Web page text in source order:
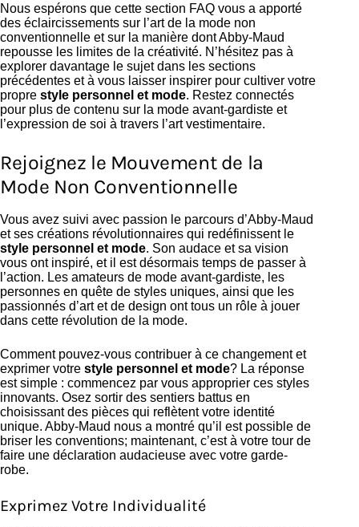
Nous espérons que cette section FAQ vous a apporté
des éclaircissements sur l’art de la mode non
conventionnelle et sur la manière dont Abby-Maud
repousse les limites de la créativité. N’hésitez pas à
explorer davantage le sujet dans les sections
précédentes et à vous laisser inspirer pour cultiver votre
propre style personnel et mode. Restez connectés
pour plus de contenu sur la mode avant-gardiste et
l’expression de soi à travers l’art vestimentaire.
Rejoignez le Mouvement de la
Mode Non Conventionnelle
Vous avez suivi avec passion le parcours d’Abby-Maud
et ses créations révolutionnaires qui redéfinissent le
style personnel et mode. Son audace et sa vision
vous ont inspiré, et il est désormais temps de passer à
l’action. Les amateurs de mode avant-gardiste, les
personnes en quête de styles uniques, ainsi que les
passionnés d’art et de design ont tous un rôle à jouer
dans cette révolution de la mode.
Comment pouvez-vous contribuer à ce changement et
exprimer votre style personnel et mode? La réponse
est simple : commencez par vous approprier ces styles
innovants. Osez sortir des sentiers battus en
choisissant des pièces qui reflètent votre identité
unique. Abby-Maud nous a montré qu’il est possible de
briser les conventions; maintenant, c’est à votre tour de
faire une déclaration audacieuse avec votre garde-
robe.
Exprimez Votre Individualité